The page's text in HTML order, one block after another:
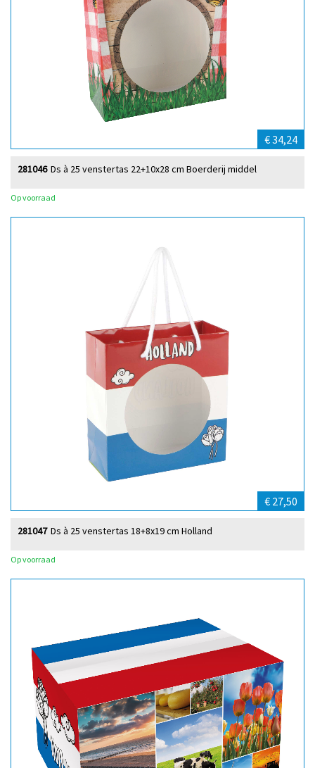
€ 34,24
Ds à 25 venstertas 22+10x28 cm Boerderij middel
281046
Op voorraad
€ 27,50
Ds à 25 venstertas 18+8x19 cm Holland
281047
Op voorraad